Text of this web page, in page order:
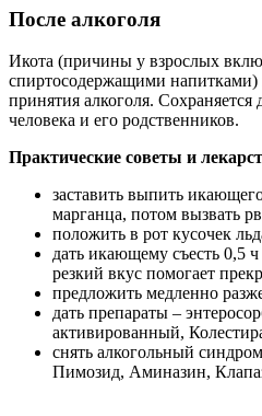
После алкоголя
Икота (причины у взрослых
спиртосодержащими напитками)
принятия алкоголя. Сохраняется
человека и его родственников.
Практические советы и
заставить выпить
марганца, потом вызвать
положить в рот кусочек
дать икающему съесть 0,5
резкий вкус помогает
предложить медленно
дать препараты –
активированный,
снять алкогольный
Пимозид, Аминазин,